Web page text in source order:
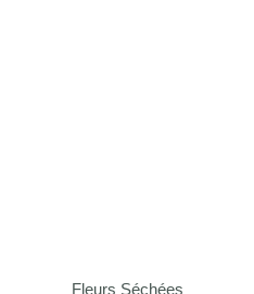
Fleurs Séchées